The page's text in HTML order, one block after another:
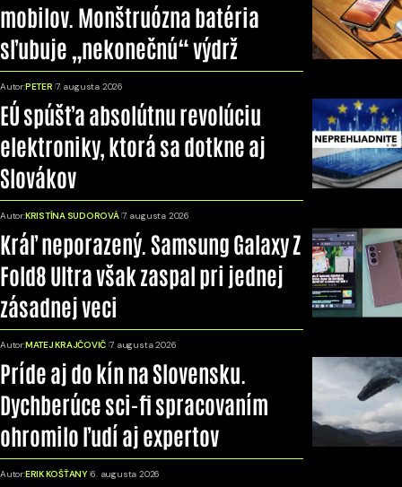
mobilov. Monštruózna batéria
sľubuje „nekonečnú“ výdrž
Autor:PETER 7. augusta 2026
EÚ spúšťa absolútnu revolúciu
elektroniky, ktorá sa dotkne aj
Slovákov
Autor:KRISTÍNA SUDOROVÁ 7. augusta 2026
Kráľ neporazený. Samsung Galaxy Z
Fold8 Ultra však zaspal pri jednej
zásadnej veci
Autor:MATEJ KRAJČOVIČ 7. augusta 2026
Príde aj do kín na Slovensku.
Dychberúce sci-fi spracovaním
ohromilo ľudí aj expertov
Autor:ERIK KOŠŤANY 6. augusta 2026